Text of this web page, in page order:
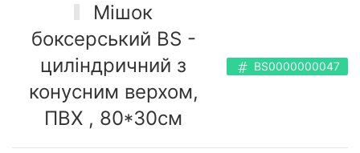
Мішок
боксерський BS -
циліндричний з
конусним верхом,
ПВХ , 80*30см
BS0000000047